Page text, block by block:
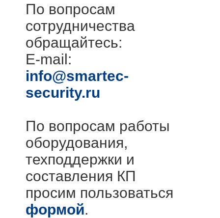
По вопросам
сотрудничества
обращайтесь:
E-mail:
info@smartec-
security.ru
По вопросам работы
оборудования,
техподдержки и
составления КП
просим пользоваться
формой.